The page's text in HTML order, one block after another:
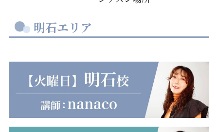
明石エリア